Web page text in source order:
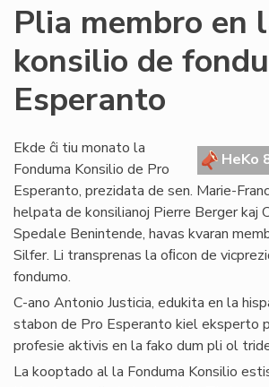
Plia membro en
konsilio de
Esperanto
HeKo
Ekde ĉi tiu monato la
Fonduma Konsilio de Pro
Esperanto, prezidata de sen. Marie-
helpata de konsilianoj Pierre Berger kaj
Spedale Benintende, havas kvaran
Silfer. Li transprenas la oﬁcon de
fondumo.
C-ano Antonio Justicia, edukita en la
stabon de Pro Esperanto kiel eksperto
profesie aktivis en la fako dum pli ol
La kooptado al la Fonduma Konsilio